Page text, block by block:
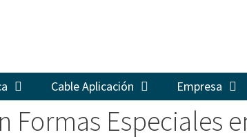
Cable Aplicación Empresa
Formas Especiales